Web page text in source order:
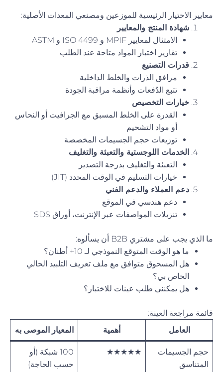
معايير الاختيار الرئيسية للموزعين ومصنعي المعدات الأصلية:
شهادة المنتج والمعايير
الامتثال لمعايير MPIF و ISO 4499 و ASTM
تقارير اختبار المواد متاحة عند الطلب
قدرات التصنيع
مرافق الذرات والخلط الداخلية
تتبع الدُفعات وأنظمة مراقبة الجودة
خيارات التخصيص
القدرة على الخلط المسبق مع الجرافيت أو النحاس
أو مواد التشحيم
توزيعات حجم الجسيمات المخصصة
الخدمات اللوجستية والتعبئة والتغليف
التعبئة والتغليف بدرجة التصدير
خيارات التسليم في الوقت المحدد (JIT)
دعم العملاء والدعم الفني
دعم هندسي في الموقع
تنزيلات المواصفات عبر الإنترنت، أوراق SDS
ما الذي يجب على مشتري B2B أن يسألوه:
ما هو الوقت المتوقع النموذجي لـ 10+ أطنان؟
هل المسحوق متوافق مع ملف تعريف التلبيد الحالي
الخاص بي؟
هل يمكنني طلب عينات للاختبار؟
قائمة مراجعة العينة:
العامل
أهمية المعيار الموصى به
حجم الجسيمات
المتناسق
★★★★★
100 شبكة (أو
حسب الحاجة)